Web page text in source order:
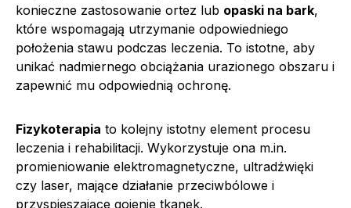
konieczne zastosowanie ortez lub opaski na bark,
które wspomagają utrzymanie odpowiedniego
położenia stawu podczas leczenia. To istotne, aby
unikać nadmiernego obciążania urazionego obszaru i
zapewnić mu odpowiednią ochronę.
Fizykoterapia to kolejny istotny element procesu
leczenia i rehabilitacji. Wykorzystuje ona m.in.
promieniowanie elektromagnetyczne, ultradźwięki
czy laser, mające działanie przeciwbólowe i
przyspieszające gojenie tkanek.